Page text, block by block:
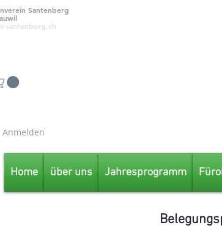
Santenberg
santenberg.ch
Anmelden
Home über uns Jahresprogramm